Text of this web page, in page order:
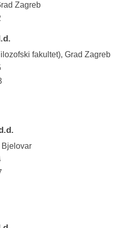
Zagreb
fakultet), Grad Zagreb
Bjelovar